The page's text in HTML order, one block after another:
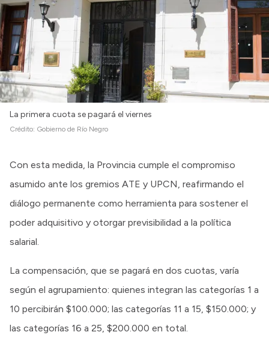
La primera cuota se pagará el viernes
Crédito: Gobierno de Río Negro
Con esta medida, la Provincia cumple el compromiso
asumido ante los gremios ATE y UPCN, reafirmando el
diálogo permanente como herramienta para sostener el
poder adquisitivo y otorgar previsibilidad a la política
salarial.
La compensación, que se pagará en dos cuotas, varía
según el agrupamiento: quienes integran las categorías 1 a
10 percibirán $100.000; las categorías 11 a 15, $150.000; y
las categorías 16 a 25, $200.000 en total.